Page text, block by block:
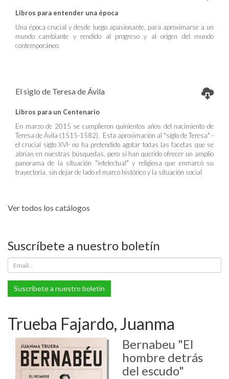
Libros para entender una época
Una época crucial y desde luego apasionante, para aproximarse a un
mundo cambiante y rendido al progreso y al origen del mundo
contemporáneo.
El siglo de Teresa de Ávila
Libros para un Centenario
En marzo de 2015 se cumplieron quinientos años del nacimiento de
Teresa de Ávila (1515-1582). Esta aproximación al "siglo de Teresa" -
el crucial siglo XVI- no ha pretendido agotar todas las facetas que se
abrían en nuestras búsquedas, pero sí han querido ofrecer un amplio
panorama de la situación "intelectual" y religiosa que enmarcó su
trayectoria, sin dejar de lado el marco histórico y la situación social
Ver todos los catálogos
Suscríbete a nuestro boletín
Suscríbete a nuestro boletín
Trueba Fajardo, Juanma
Bernabeu "El
hombre detrás
del escudo"